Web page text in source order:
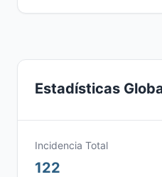
Estadísticas
Incidencia Total
122